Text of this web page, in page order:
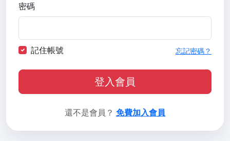
密碼
記住帳號 忘記密碼？
登入會員
還不是會員？ 免費加入會員